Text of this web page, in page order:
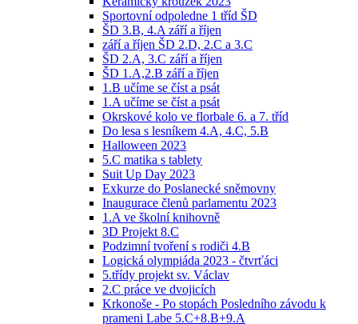
Sportovní odpoledne 1 tříd ŠD
ŠD 3.B, 4.A září a říjen
září a říjen ŠD 2.D, 2.C a 3.C
ŠD 2.A, 3.C září a říjen
ŠD 1.A,2.B září a říjen
1.B učíme se číst a psát
1.A učíme se číst a psát
Okrskové kolo ve florbale 6. a 7. tříd
Do lesa s lesníkem 4.A, 4.C, 5.B
Halloween 2023
5.C matika s tablety
Suit Up Day 2023
Exkurze do Poslanecké sněmovny
Inaugurace členů parlamentu 2023
1.A ve školní knihovně
3D Projekt 8.C
Podzimní tvoření s rodiči 4.B
Logická olympiáda 2023 - čtvrťáci
5.třídy projekt sv. Václav
2.C práce ve dvojicích
Krkonoše - Po stopách Posledního závodu k
prameni Labe 5.C+8.B+9.A